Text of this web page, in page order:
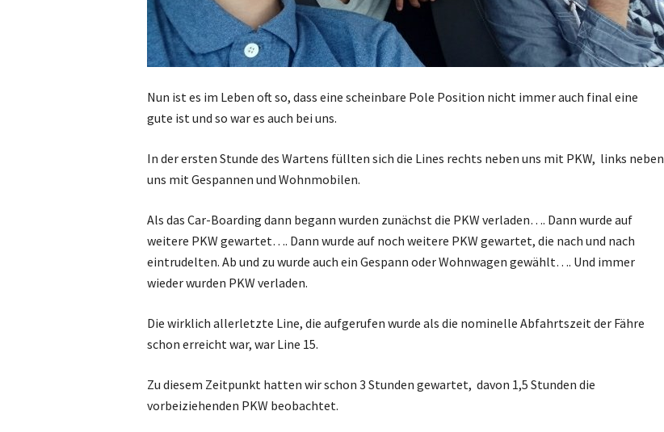
Nun ist es im Leben oft so, dass eine scheinbare Pole Position nicht immer auch final eine
gute ist und so war es auch bei uns.
In der ersten Stunde des Wartens füllten sich die Lines rechts neben uns mit PKW, links neben
uns mit Gespannen und Wohnmobilen.
Als das Car-Boarding dann begann wurden zunächst die PKW verladen…. Dann wurde auf
weitere PKW gewartet…. Dann wurde auf noch weitere PKW gewartet, die nach und nach
eintrudelten. Ab und zu wurde auch ein Gespann oder Wohnwagen gewählt…. Und immer
wieder wurden PKW verladen.
Die wirklich allerletzte Line, die aufgerufen wurde als die nominelle Abfahrtszeit der Fähre
schon erreicht war, war Line 15.
Zu diesem Zeitpunkt hatten wir schon 3 Stunden gewartet, davon 1,5 Stunden die
vorbeiziehenden PKW beobachtet.